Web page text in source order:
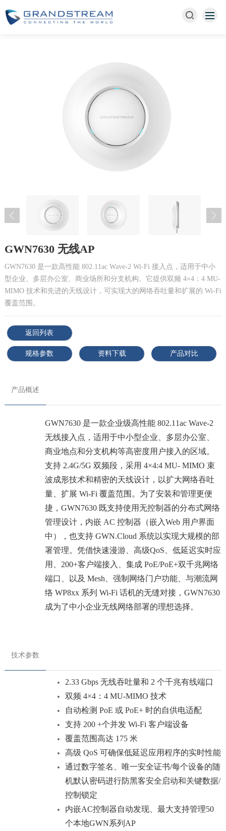
GWN7630 无线AP
GWN7630 是一款高性能 802.11ac Wave-2 Wi-Fi 接入点，适用于中小
型企业、多层办公室、商业场所和分支机构。它提供双频 4×4：4 MU-
MIMO 技术和先进的天线设计，可实现大的网络吞吐量和扩展的 Wi-Fi
覆盖范围。
返回列表
规格参数 资料下载 产品对比
产品概述
GWN7630 是一款企业级高性能 802.11ac Wave-2
无线接入点，适用于中小型企业、多层办公室、
商业地点和分支机构等高密度用户接入的区域。
支持 2.4G/5G 双频段，采用 4×4:4 MU- MIMO 束
波成形技术和精密的天线设计，以扩大网络吞吐
量、扩展 Wi-Fi 覆盖范围。为了安装和管理更便
捷，GWN7630 既支持使用无控制器的分布式网络
管理设计，内嵌 AC 控制器（嵌入Web 用户界面
中），也支持 GWN.Cloud 系统以实现大规模的部
署管理。凭借快速漫游、高级QoS、低延迟实时应
用、200+客户端接入、集成 PoE/PoE+双千兆网络
端口、以及 Mesh、强制网络门户功能、与潮流网
络 WP8xx 系列 Wi-Fi 话机的无缝对接，GWN7630
成为了中小企业无线网络部署的理想选择。
技术参数
2.33 Gbps 无线吞吐量和 2 个千兆有线端口
双频 4×4：4 MU-MIMO 技术
自动检测 PoE 或 PoE+ 时的自供电适配
支持 200 +个并发 Wi-Fi 客户端设备
覆盖范围高达 175 米
高级 QoS 可确保低延迟应用程序的实时性能
通过数字签名、唯一安全证书/每个设备的随
机默认密码进行防黑客安全启动和关键数据/
控制锁定
内嵌AC控制器自动发现、最大支持管理50
个本地GWN系列AP